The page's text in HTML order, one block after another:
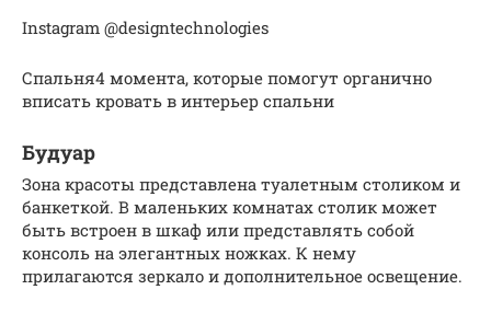
Instagram @designtechnologies
Спальня4 момента, которые помогут органично
вписать кровать в интерьер спальни
Будуар
Зона красоты представлена туалетным столиком и
банкеткой. В маленьких комнатах столик может
быть встроен в шкаф или представлять собой
консоль на элегантных ножках. К нему
прилагаются зеркало и дополнительное освещение.